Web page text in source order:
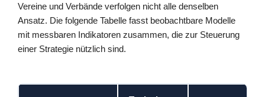
Vereine und Verbände verfolgen nicht alle denselben
Ansatz. Die folgende Tabelle fasst beobachtbare Modelle
mit messbaren Indikatoren zusammen, die zur Steuerung
einer Strategie nützlich sind.